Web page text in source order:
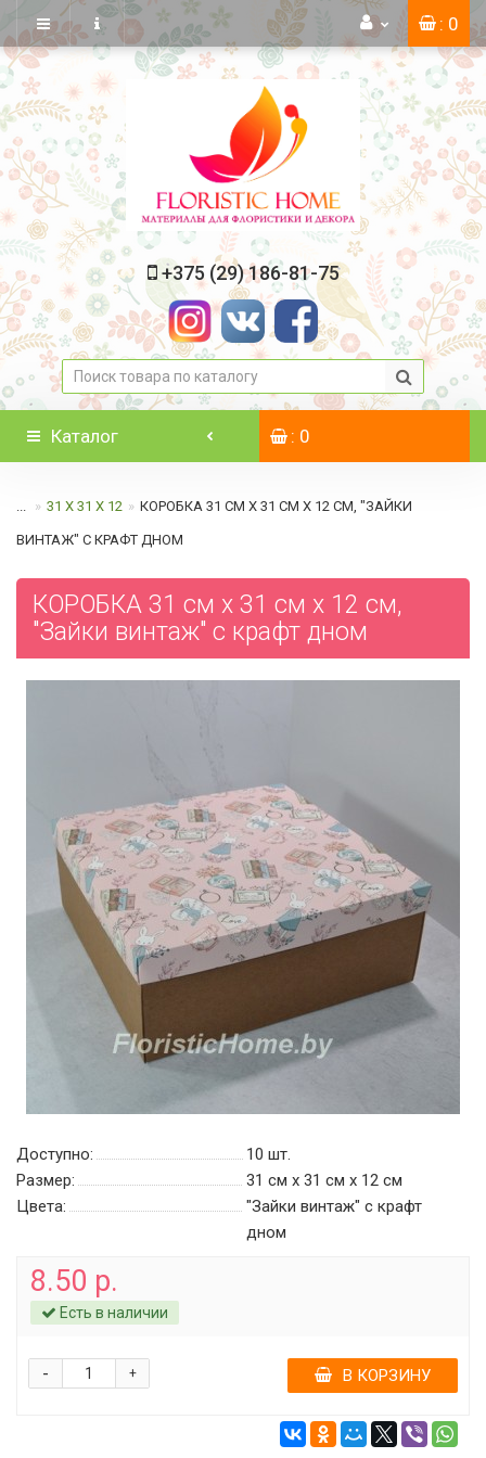
: 0
+375 (29) 186-81-75
Каталог : 0
... 31 Х 31 Х 12 КОРОБКА 31 СМ Х 31 СМ Х 12 СМ, "ЗАЙКИ
ВИНТАЖ" C КРАФТ ДНОМ
КОРОБКА 31 см х 31 см х 12 см,
"Зайки винтаж" c крафт дном
Доступно: 10 шт.
Размер:
31 см х 31 см х 12 см
Цвета:
"Зайки винтаж" c крафт
дном
8.50 р.
Есть в наличии
+
- В КОРЗИНУ